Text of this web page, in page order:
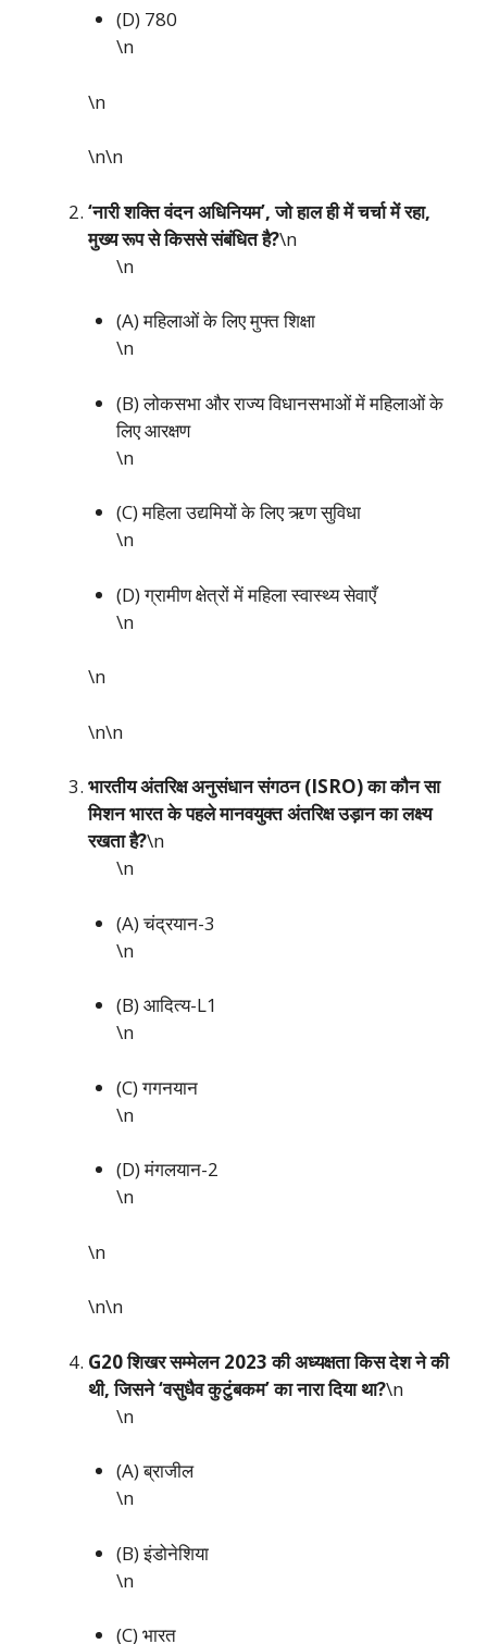
(D) 780
\n
\n
\n\n
‘नारी शक्ति वंदन अधिनियम’, जो हाल ही में चर्चा में रहा,
मुख्य रूप से किससे संबंधित है?\n
\n
(A) महिलाओं के लिए मुफ्त शिक्षा
\n
(B) लोकसभा और राज्य विधानसभाओं में महिलाओं के
लिए आरक्षण
\n
(C) महिला उद्यमियों के लिए ऋण सुविधा
\n
(D) ग्रामीण क्षेत्रों में महिला स्वास्थ्य सेवाएँ
\n
\n
\n\n
भारतीय अंतरिक्ष अनुसंधान संगठन (ISRO) का कौन सा
मिशन भारत के पहले मानवयुक्त अंतरिक्ष उड़ान का लक्ष्य
रखता है?\n
\n
(A) चंद्रयान-3
\n
(B) आदित्य-L1
\n
(C) गगनयान
\n
(D) मंगलयान-2
\n
\n
\n\n
G20 शिखर सम्मेलन 2023 की अध्यक्षता किस देश ने की
थी, जिसने ‘वसुधैव कुटुंबकम’ का नारा दिया था?\n
\n
(A) ब्राजील
\n
(B) इंडोनेशिया
\n
(C) भारत